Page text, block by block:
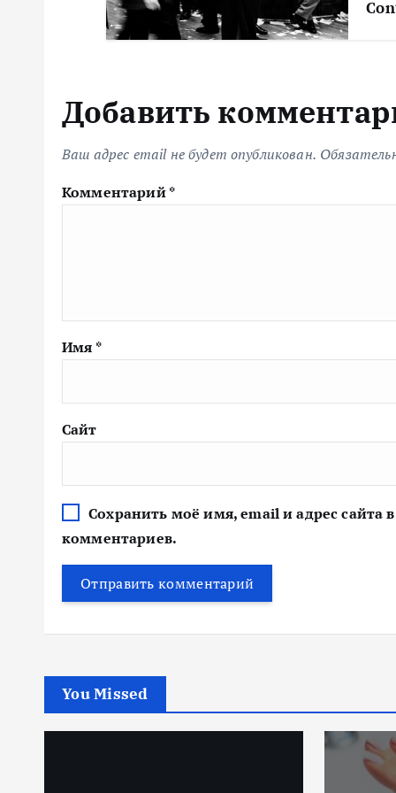
Добавить
Ваш адрес email не будет опубликован.
Комментарий*
Имя *
Сайт
Сохранить моё имя, email и адрес сайта
комментариев.
You Missed